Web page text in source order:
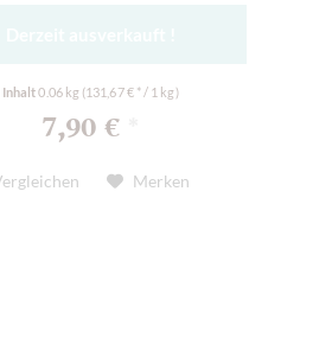
Inhalt0.06 kg (131,67 € * / 1 kg)
7,90 €
Merken